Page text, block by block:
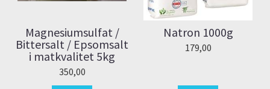
Magnesiumsulfat /
Bittersalt / Epsomsalt
i matkvalitet 5kg
350,00
Natron 1000g
179,00